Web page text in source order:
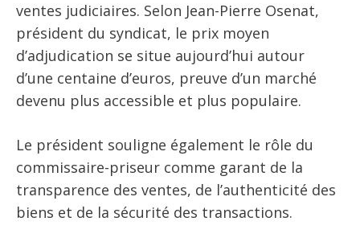
ventes judiciaires. Selon Jean-Pierre Osenat,
président du syndicat, le prix moyen
d’adjudication se situe aujourd’hui autour
d’une centaine d’euros, preuve d’un marché
devenu plus accessible et plus populaire.
Le président souligne également le rôle du
commissaire-priseur comme garant de la
transparence des ventes, de l’authenticité des
biens et de la sécurité des transactions.